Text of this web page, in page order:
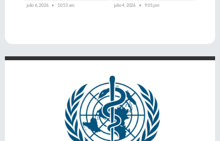
julio 6, 2026 10:53 am julio 4, 2026 9:01 pm